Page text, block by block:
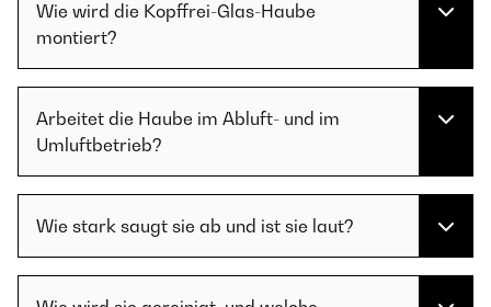
Wie wird die Kopffrei-Glas-Haube
montiert?
Arbeitet die Haube im Abluft- und im
Umluftbetrieb?
Wie stark saugt sie ab und ist sie laut?